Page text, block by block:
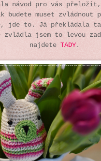
návod pro vás
budete muset
jde to. Já překládala
jsem to levou
najdete TADY .